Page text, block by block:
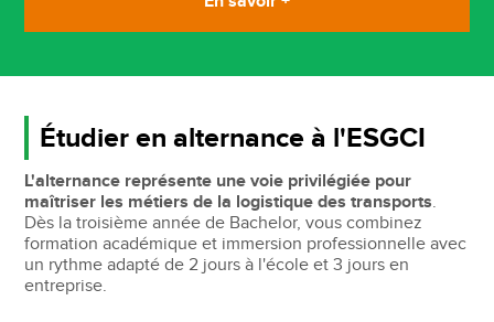
Étudier en alternance à l'ESGCI
L'alternance représente une voie privilégiée pour
maîtriser les métiers de la logistique des transports.
Dès la troisième année de Bachelor, vous combinez
formation académique et immersion professionnelle avec
un rythme adapté de 2 jours à l'école et 3 jours en
entreprise.